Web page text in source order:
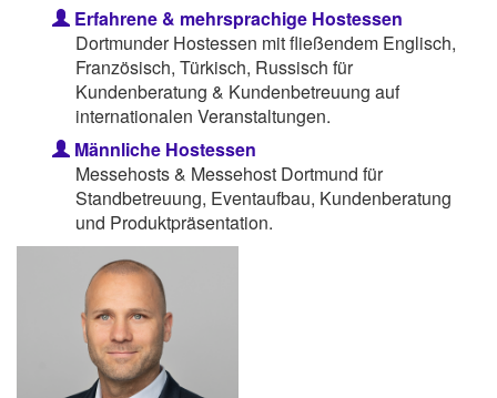
Erfahrene & mehrsprachige Hostessen
Dortmunder Hostessen mit fließendem Englisch,
Französisch, Türkisch, Russisch für
Kundenberatung & Kundenbetreuung auf
internationalen Veranstaltungen.
Männliche Hostessen
Messehosts & Messehost Dortmund für
Standbetreuung, Eventaufbau, Kundenberatung
und Produktpräsentation.